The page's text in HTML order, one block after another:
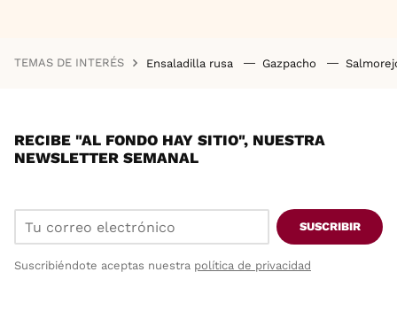
TEMAS DE INTERÉS Ensaladilla rusa Gazpacho
RECIBE "AL FONDO HAY SITIO", NUESTRA
NEWSLETTER SEMANAL
SUSCRIBIR
Suscribiéndote aceptas nuestra política de privacidad